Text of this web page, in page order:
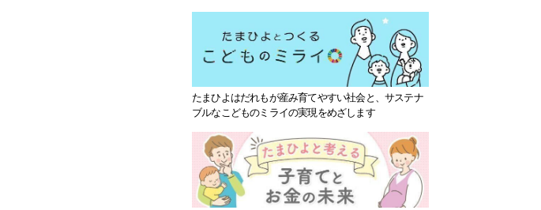
たまひよはだれもが産み育てやすい社会と、サステナ
ブルなこどものミライの実現をめざします